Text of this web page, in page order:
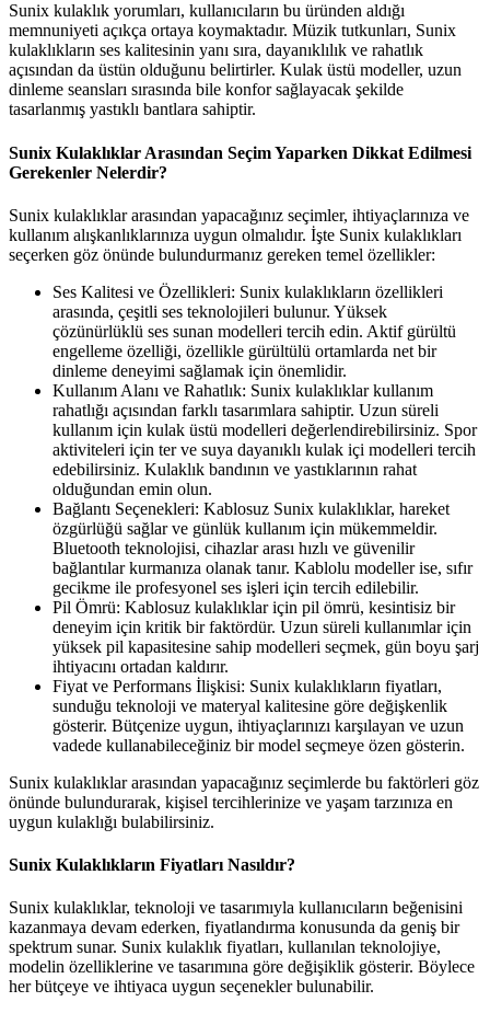
Sunix kulaklık yorumları, kullanıcıların bu üründen aldığı
memnuniyeti açıkça ortaya koymaktadır. Müzik tutkunları, Sunix
kulaklıkların ses kalitesinin yanı sıra, dayanıklılık ve rahatlık
açısından da üstün olduğunu belirtirler. Kulak üstü modeller, uzun
dinleme seansları sırasında bile konfor sağlayacak şekilde
tasarlanmış yastıklı bantlara sahiptir.
Sunix Kulaklıklar Arasından Seçim Yaparken Dikkat Edilmesi
Gerekenler Nelerdir?
Sunix kulaklıklar arasından yapacağınız seçimler, ihtiyaçlarınıza ve
kullanım alışkanlıklarınıza uygun olmalıdır. İşte Sunix kulaklıkları
seçerken göz önünde bulundurmanız gereken temel özellikler:
Ses Kalitesi ve Özellikleri: Sunix kulaklıkların özellikleri
arasında, çeşitli ses teknolojileri bulunur. Yüksek
çözünürlüklü ses sunan modelleri tercih edin. Aktif gürültü
engelleme özelliği, özellikle gürültülü ortamlarda net bir
dinleme deneyimi sağlamak için önemlidir.
Kullanım Alanı ve Rahatlık: Sunix kulaklıklar kullanım
rahatlığı açısından farklı tasarımlara sahiptir. Uzun süreli
kullanım için kulak üstü modelleri değerlendirebilirsiniz. Spor
aktiviteleri için ter ve suya dayanıklı kulak içi modelleri tercih
edebilirsiniz. Kulaklık bandının ve yastıklarının rahat
olduğundan emin olun.
Bağlantı Seçenekleri: Kablosuz Sunix kulaklıklar, hareket
özgürlüğü sağlar ve günlük kullanım için mükemmeldir.
Bluetooth teknolojisi, cihazlar arası hızlı ve güvenilir
bağlantılar kurmanıza olanak tanır. Kablolu modeller ise, sıfır
gecikme ile profesyonel ses işleri için tercih edilebilir.
Pil Ömrü: Kablosuz kulaklıklar için pil ömrü, kesintisiz bir
deneyim için kritik bir faktördür. Uzun süreli kullanımlar için
yüksek pil kapasitesine sahip modelleri seçmek, gün boyu şarj
ihtiyacını ortadan kaldırır.
Fiyat ve Performans İlişkisi: Sunix kulaklıkların fiyatları,
sunduğu teknoloji ve materyal kalitesine göre değişkenlik
gösterir. Bütçenize uygun, ihtiyaçlarınızı karşılayan ve uzun
vadede kullanabileceğiniz bir model seçmeye özen gösterin.
Sunix kulaklıklar arasından yapacağınız seçimlerde bu faktörleri göz
önünde bulundurarak, kişisel tercihlerinize ve yaşam tarzınıza en
uygun kulaklığı bulabilirsiniz.
Sunix Kulaklıkların Fiyatları Nasıldır?
Sunix kulaklıklar, teknoloji ve tasarımıyla kullanıcıların beğenisini
kazanmaya devam ederken, fiyatlandırma konusunda da geniş bir
spektrum sunar. Sunix kulaklık fiyatları, kullanılan teknolojiye,
modelin özelliklerine ve tasarımına göre değişiklik gösterir. Böylece
her bütçeye ve ihtiyaca uygun seçenekler bulunabilir.